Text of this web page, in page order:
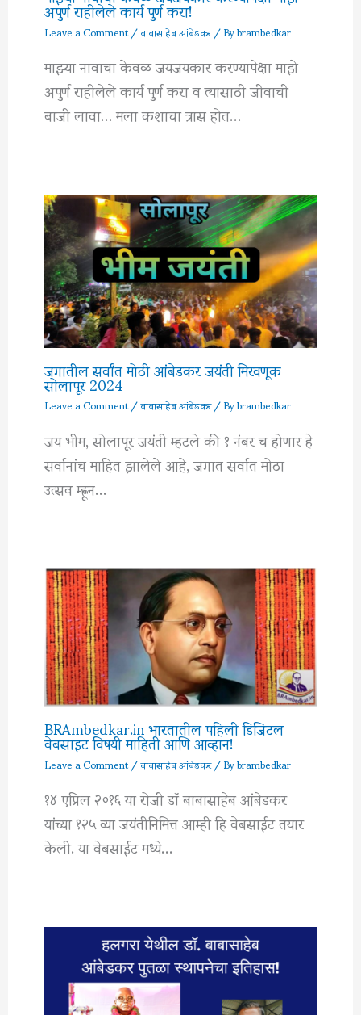
अपुर्ण राहीलेले कार्य पुर्ण करा!
Leave a Comment/बाबासाहेब आंबेडकर/ Bybrambedkar
माझ्या नावाचा केवळ जयजयकार करण्यापेक्षा माझे
अपुर्ण राहीलेले कार्य पुर्ण करा व त्यासाठी जीवाची
बाजी लावा… मला कशाचा त्रास होत…
जगातील सर्वांत मोठी आंबेडकर जयंती मिरवणूक-
सोलापूर 2024
Leave a Comment/बाबासाहेब आंबेडकर/ Bybrambedkar
जय भीम, सोलापूर जयंती म्हटले की १ नंबर च होणार हे
सर्वानांच माहित झालेले आहे, जगात सर्वात मोठा
उत्सव म्ह्णून…
BRAmbedkar.in भारतातील पहिली डिजिटल
वेबसाइट विषयी माहिती आणि आव्हान!
Leave a Comment/बाबासाहेब आंबेडकर/ Bybrambedkar
१४ एप्रिल २०१६ या रोजी डॉ बाबासाहेब आंबेडकर
यांच्या १२५ व्या जयंतीनिमित्त आम्ही हि वेबसाईट तयार
केली. या वेबसाईट मध्ये…